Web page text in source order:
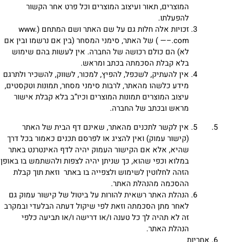
המוצרים, תאור ועיצוב המוצרים וכל פרט אחר הקשור
להפעלתו.
זכויות אלה חלות גם על שם האתר ושם המתחם (www.
—–.com ) של האתר, סימני המסחר (בין אם נרשמו ובין אם
לא) הם כולם רכושה של החברה. אין לעשות בהם שימוש
בלא קבלת הסכמתה בכתב ומראש.
אין להעתיק, לשכפל, להפיץ, למכור, לשווק, להשכיר ולתרגם
מידע כלשהו מהאתר, לרבות סימני מסחר, תמונות וטקסטים,
עיצוב המוצרים תמונות המוצרים וכיו”ב בלא קבלת אישור
מראש ובכתב של החברה.
אין לקשר לתכנים מהאתר, שאינם דף הבית של האתר
(קישור עמוק) ואין להציג או לפרסם תכנים כאמור בכל דרך
שהיא, אלא אם הקישור העמוק יהיה לדף האינטרנט באתר
במלוא וכפי שהוא, כך שניתן יהיה לצפות ולהשתמש בו באופן
הזהה לחלוטין לשימוש ולצפייה בו באתר וזאת תוך קבלת
ההסכמה מהנהלת האתר.
הנהלת האתר רשאית להורות על ביטול של קישור עמוק גם
לאחר מתן הסכמתה וזאת לפי שיקול דעתה הבלעדי ובמקרב
זה לא תהיה לך כל טענה ו/או דרישה ו/או תביעה כלפי
הנהלת האתר.